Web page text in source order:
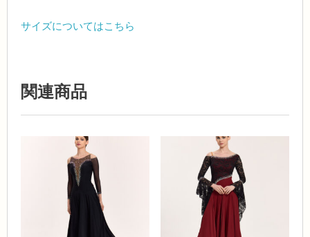
サイズについてはこちら
関連商品